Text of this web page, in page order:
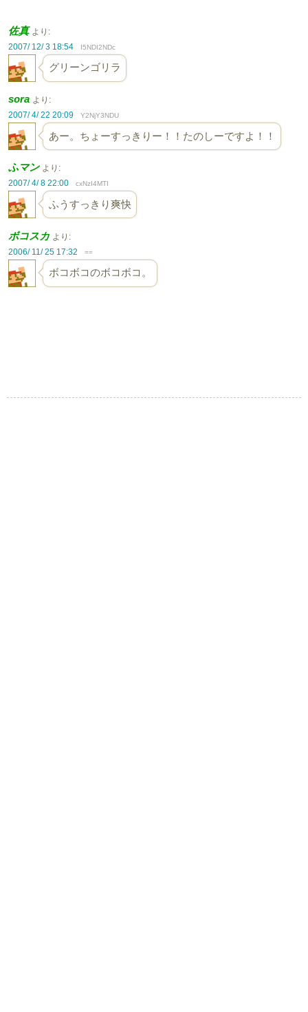
佐真 より:
2007/ 12/ 3 18:54
I5NDI2NDc
グリーンゴリラ
sora より:
2007/ 4/ 22 20:09
Y2NjY3NDU
あー。ちょーすっきりー！！たのしーですよ！！
ふマン より:
2007/ 4/ 8 22:00
cxNzI4MTI
ふうすっきり爽快
ボコスカ より:
2006/ 11/ 25 17:32
==
ボコボコのボコボコ。